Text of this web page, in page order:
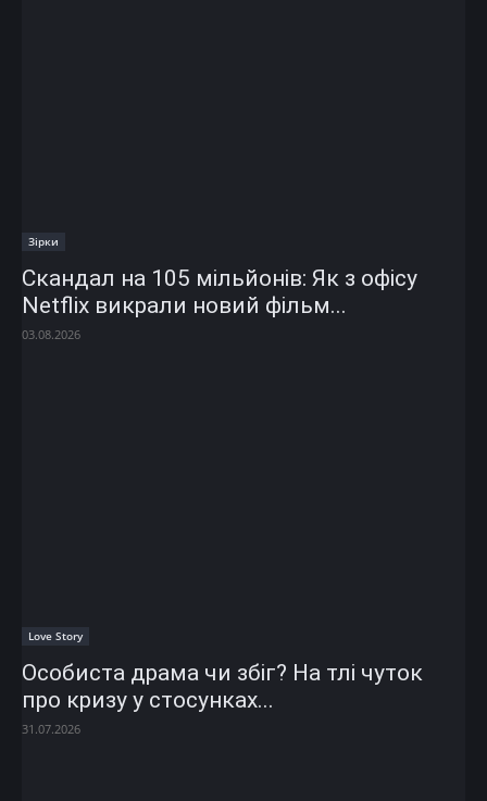
Зірки
Скандал на 105 мільйонів: Як з офісу
Netflix викрали новий фільм...
03.08.2026
Love Story
Особиста драма чи збіг? На тлі чуток
про кризу у стосунках...
31.07.2026